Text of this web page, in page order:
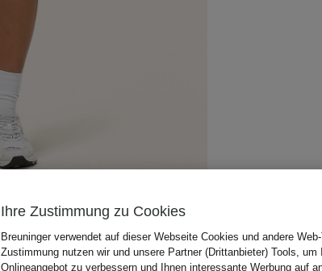
Ihre Zustimmung zu Cookies
Breuninger verwendet auf dieser Webseite Cookies und andere
Zustimmung nutzen wir und unsere Partner (Drittanbieter) Tools,
Onlineangebot zu verbessern und Ihnen interessante Werbung auf